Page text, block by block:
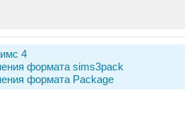
4
формата sims3pack
формата Package